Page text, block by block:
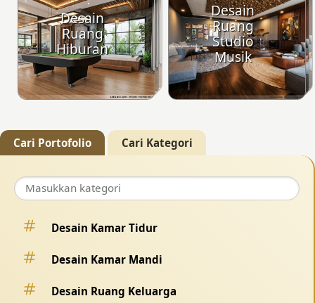
Desain
Ruang
Hiburan
Desain
Ruang
Studio
Musik
Cari Portofolio Cari Kategori
Desain Kamar Tidur
Desain Kamar Mandi
Desain Ruang Keluarga